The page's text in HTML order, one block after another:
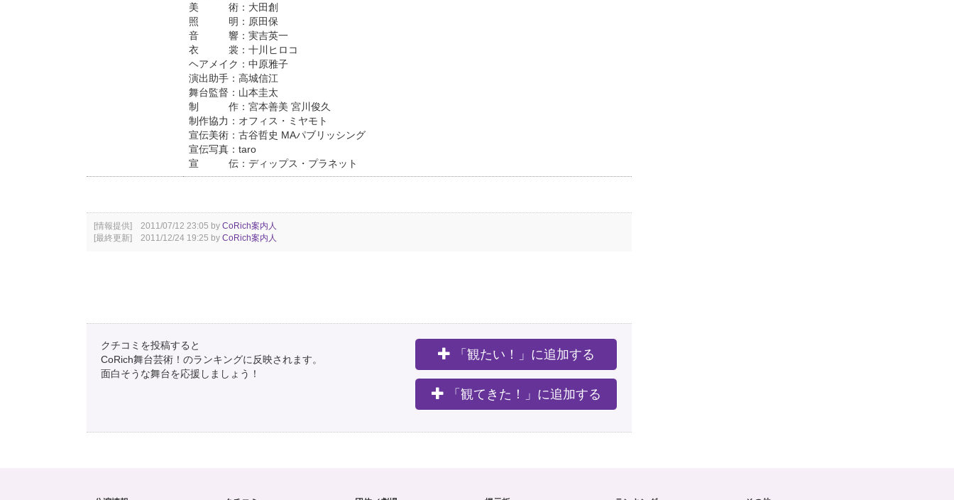
美 術：大田創
照 明：原田保
音 響：実吉英一
衣 裳：十川ヒロコ
ヘアメイク：中原雅子
演出助手：高城信江
舞台監督：山本圭太
制 作：宮本善美 宮川俊久
制作協力：オフィス・ミヤモト
宣伝美術：古谷哲史 MAパブリッシング
宣伝写真：taro
宣 伝：ディップス・プラネット
[情報提供] 2011/07/12 23:05 by CoRich案内人
[最終更新] 2011/12/24 19:25 by CoRich案内人
クチコミを投稿すると
CoRich舞台芸術！のランキングに反映されます。
面白そうな舞台を応援しましょう！
「観たい！」に追加する
「観てきた！」に追加する